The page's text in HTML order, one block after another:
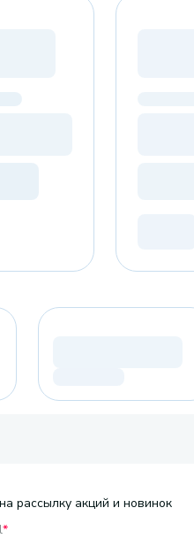
рассылку акций и новинок
*